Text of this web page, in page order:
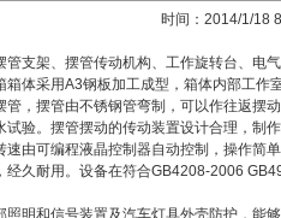
时间：2014/1/18
管支架、摆管传动机构、工作旋转台、电
体采用A3钢板加工成型，箱体内部工作
管，摆管由不锈钢管弯制，可以作往返摆
试验。摆管摆动的传动装置设计合理，制
速由可编程液晶控制器自动控制，操作简
经久耐用。设备在符合GB4208-2006
明和信号装置及汽车灯具外壳防护，能